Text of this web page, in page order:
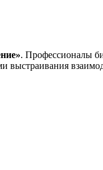
. Профессионалы
выстраивания